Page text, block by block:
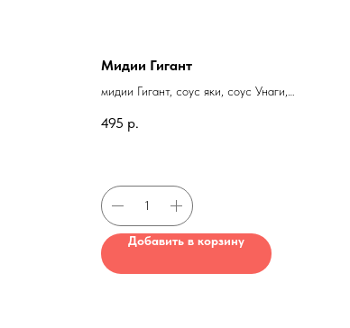
Мидии Гигант
мидии Гигант, соус яки, соус Унаги,
495 р.
Добавить в корзину